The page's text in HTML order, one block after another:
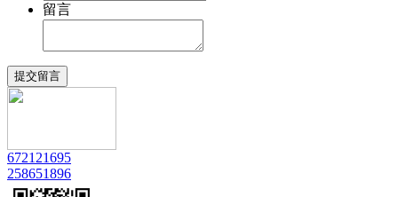
留言
672121695
258651896